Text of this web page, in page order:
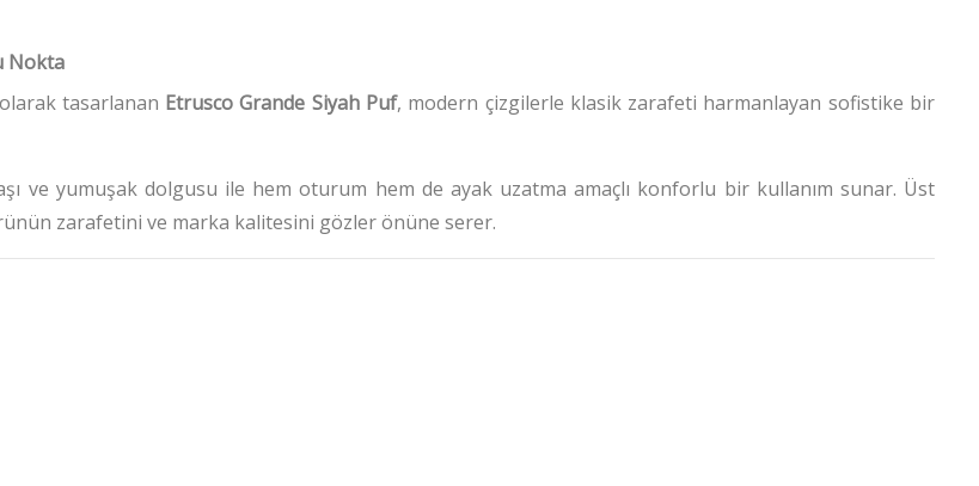
Nokta
tasarlanan Etrusco Grande Siyah Puf, modern çizgilerle klasik zarafeti harmanlayan sofistike bir
ve yumuşak dolgusu ile hem oturum hem de ayak uzatma amaçlı konforlu bir kullanım sunar. Üst
zarafetini ve marka kalitesini gözler önüne serer.